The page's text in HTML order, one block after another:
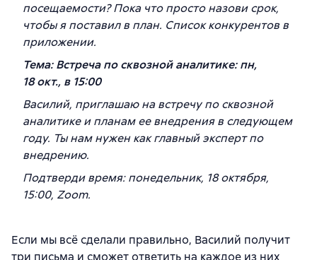
посещаемости? Пока что просто назови срок,
чтобы я поставил в план. Список конкурентов в
приложении.
Тема: Встреча по сквозной аналитике: пн,
18 окт., в 15:00
Василий, приглашаю на встречу по сквозной
аналитике и планам ее внедрения в следующем
году. Ты нам нужен как главный эксперт по
внедрению.
Подтверди время: понедельник, 18 октября,
15:00, Zoom.
Если мы всё сделали правильно, Василий получит
три письма и сможет ответить на каждое из них